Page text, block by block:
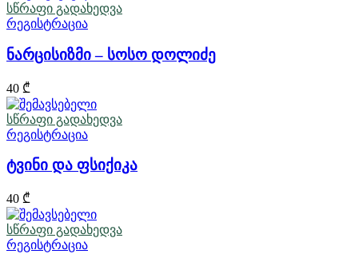
სწრაფი გადახედვა
რეგისტრაცია
ნარცისიზმი – სოსო დოლიძე
40 ₾
სწრაფი გადახედვა
რეგისტრაცია
ტვინი და ფსიქიკა
40 ₾
სწრაფი გადახედვა
რეგისტრაცია